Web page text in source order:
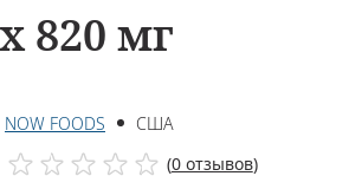
820 мг
NOW FOODS США
(0 отзывов)